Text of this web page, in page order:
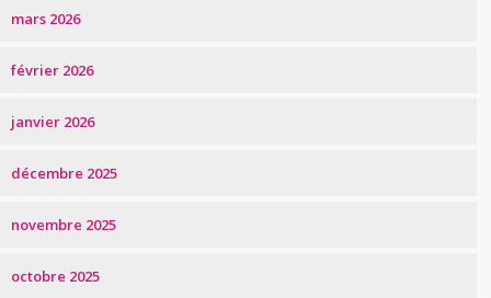
mars 2026
février 2026
janvier 2026
décembre 2025
novembre 2025
octobre 2025